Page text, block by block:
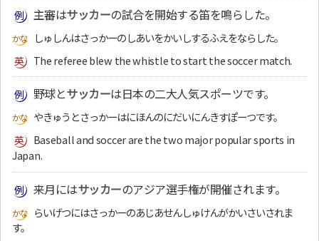
主審はサッカーの試合を開始する笛を鳴らした。
しゅしんはさっかーのしあいをかいしするふえをならした。
The referee blew the whistle to start the soccer match.
野球とサッカーは日本の二大人気スポーツです。
やきゅうとさっかーはにほんのにだいにんきすぽーつです。
Baseball and soccer are the two major popular sports in
Japan.
来月にはサッカーのアジア選手権が開催されます。
らいげつにはさっかーのあじあせんしゅけんがかいさいされま
す。